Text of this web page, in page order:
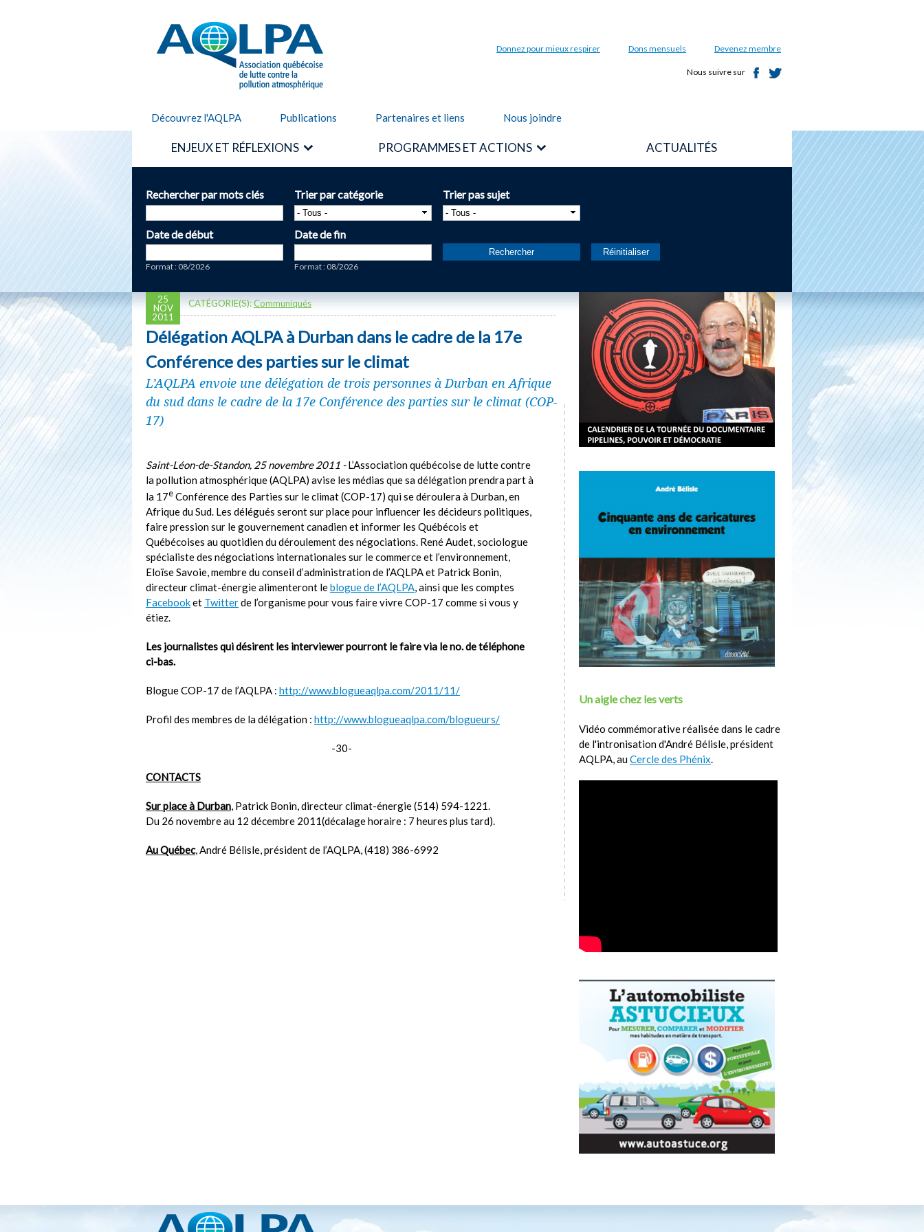
AQLPA Donnez pour mieux respirer Dons mensuels Devenez membre
Nous suivre sur
Découvrez l'AQLPA Publications Partenaires et liens Nous joindre
ENJEUX ET RÉFLEXIONS PROGRAMMES ET ACTIONS ACTUALITÉS
Rechercher par mots clés Trier par catégorie Trier pas sujet
Date de début
Format : 08/2026
Date de fin
Format : 08/2026
25
NOV
2011
CATÉGORIE(S):Communiqués
Délégation AQLPA à Durban dans le cadre de la 17e
Conférence des parties sur le climat
L’AQLPA envoie une délégation de trois personnes à Durban en Afrique
du sud dans le cadre de la 17e Conférence des parties sur le climat (COP-
17)
Saint-Léon-de-Standon, 25 novembre 2011 -L’Association québécoise de lutte contre
la pollution atmosphérique (AQLPA) avise les médias que sa délégation prendra part à
la 17e Conférence des Parties sur le climat (COP-17) qui se déroulera à Durban, en
Afrique du Sud. Les délégués seront sur place pour influencer les décideurs politiques,
faire pression sur le gouvernement canadien et informer les Québécois et
Québécoises au quotidien du déroulement des négociations. René Audet, sociologue
spécialiste des négociations internationales sur le commerce et l’environnement,
Eloïse Savoie, membre du conseil d’administration de l’AQLPA et Patrick Bonin,
directeur climat-énergie alimenteront leblogue de l’AQLPA, ainsi que les comptes
Facebooket Twitterde l’organisme pour vous faire vivre COP-17 comme si vous y
étiez.
Les journalistes qui désirent les interviewer pourront le faire via le no. de téléphone
ci-bas.
Blogue COP-17 de l’AQLPA : http://www.blogueaqlpa.com/2011/11/
Profil des membres de la délégation : http://www.blogueaqlpa.com/blogueurs/
-30-
CONTACTS
Sur place à Durban, Patrick Bonin, directeur climat-énergie (514) 594-1221.
Du 26 novembre au 12 décembre 2011(décalage horaire : 7 heures plus tard).
Au Québec, André Bélisle, président de l’AQLPA, (418) 386-6992
Un aigle chez les verts
Vidéo commémorative réalisée dans le cadre
de l'intronisation d'André Bélisle, président
AQLPA, auCercle des Phénix.